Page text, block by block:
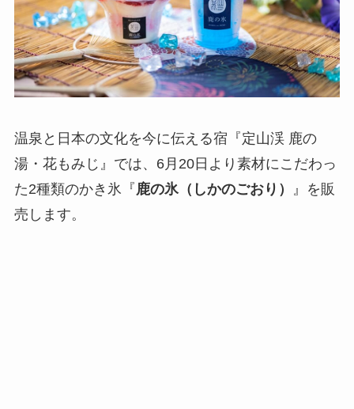
温泉と日本の文化を今に伝える宿『定山渓 鹿の
湯・花もみじ』では、6月20日より素材にこだわっ
た2種類のかき氷『鹿の氷（しかのごおり）
』を販
売します。